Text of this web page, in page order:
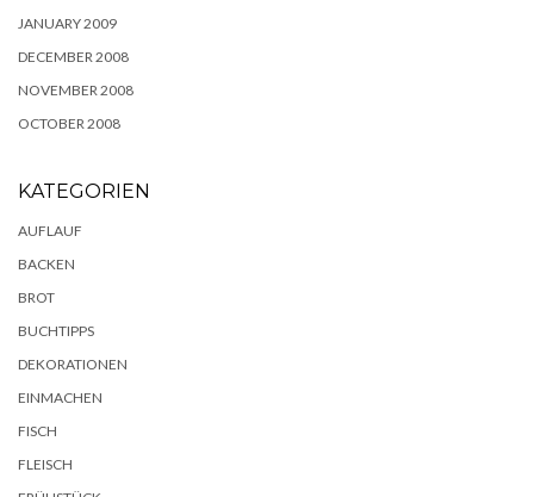
JANUARY 2009
DECEMBER 2008
NOVEMBER 2008
OCTOBER 2008
KATEGORIEN
AUFLAUF
BACKEN
BROT
BUCHTIPPS
DEKORATIONEN
EINMACHEN
FISCH
FLEISCH